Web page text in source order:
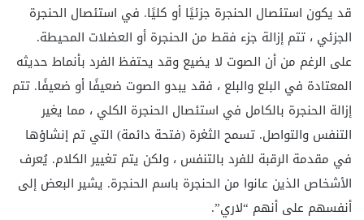
قد يكون استئصال الحنجرة جزئيًا أو كليًا. في استئصال الحنجرة
الجزئي ، تتم إزالة جزء فقط من الحنجرة أو العضلات المحيطة.
على الرغم من أن الصوت لا يضيع وقد يحتفظ الفرد بأنماط حديثه
المعتادة في البلع والبلع ، فقد يبدو الصوت ضعيفًا أو ضعيفًا. تتم
إزالة الحنجرة بالكامل في استئصال الحنجرة الكلي ، مما يغير
التنفس والتواصل. تسمح الثغرة (فتحة دائمة) التي تم إنشاؤها
في مقدمة الرقبة للفرد بالتنفس ، ولكن يتم تغيير الكلام. يُعرف
الأشخاص الذين عانوا من الحنجرة باسم الحنجرة. يشير البعض إلى
أنفسهم على أنهم “لاري”.